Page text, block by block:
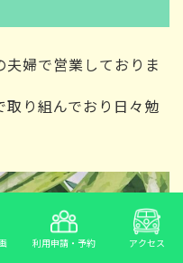
利用申請・予約 アクセス
婦で営業しておりま
り組んでおり日々勉